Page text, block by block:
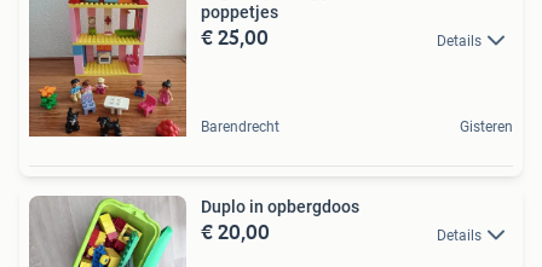
poppetjes
€ 25,00 Details
Barendrecht Gisteren
Duplo in opbergdoos
€ 20,00 Details